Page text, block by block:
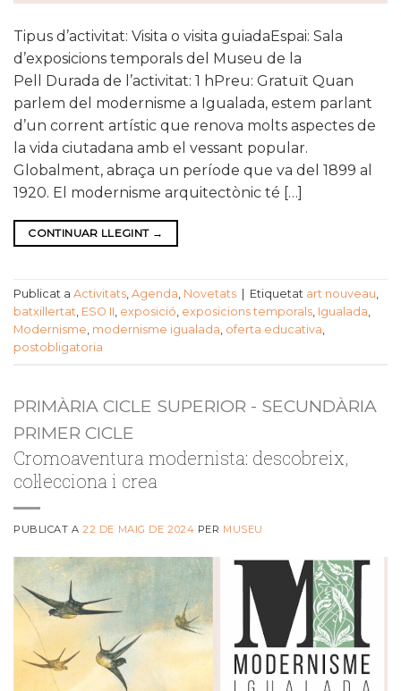
Tipus d’activitat: Visita o visita guiadaEspai: Sala
d’exposicions temporals del Museu de la
Pell Durada de l’activitat: 1 hPreu: Gratuït Quan
parlem del modernisme a Igualada, estem parlant
d’un corrent artístic que renova molts aspectes de
la vida ciutadana amb el vessant popular.
Globalment, abraça un període que va del 1899 al
1920. El modernisme arquitectònic té […]
CONTINUAR LLEGINT →
Publicat a Activitats, Agenda, Novetats Etiquetat art nouveau,
batxillertat, ESO II, exposició, exposicions temporals, Igualada,
Modernisme, modernisme igualada, oferta educativa,
postobligatoria
PRIMÀRIA CICLE SUPERIOR - SECUNDÀRIA
PRIMER CICLE
Cromoaventura modernista: descobreix,
col·lecciona i crea
PUBLICAT A22 DE MAIG DE 2024 PER MUSEU